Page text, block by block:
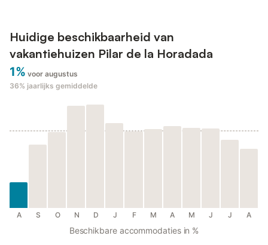
Huidige beschikbaarheid van
vakantiehuizen Pilar de la Horadada
1% voor augustus
36% jaarlijks gemiddelde
A S O N D J F M A M J J A
Beschikbare accommodaties in %